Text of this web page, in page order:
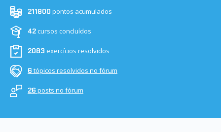
211800 pontos acumulados
42cursos concluídos
2083 exercícios resolvidos
6 tópicos resolvidos no fórum
26 posts no fórum